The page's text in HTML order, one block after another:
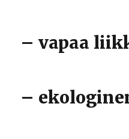
– vapaa
–